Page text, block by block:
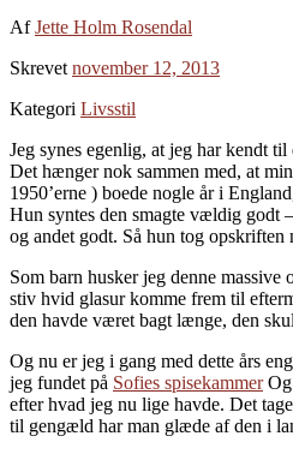
AfJette Holm Rosendal
Skrevet november 12, 2013
Kategori Livsstil
Jeg synes egenlig, at jeg har kendt
Det hænger nok sammen med, at
1950’erne ) boede nogle år i
Hun syntes den smagte vældig godt
og andet godt. Så hun tog opskriften
Som barn husker jeg denne massive
stiv hvid glasur komme frem til
den havde været bagt længe, den
Og nu er jeg i gang med dette års
jeg fundet på Sofies spisekammerOg
efter hvad jeg nu lige havde. Det
til gengæld har man glæde af den i